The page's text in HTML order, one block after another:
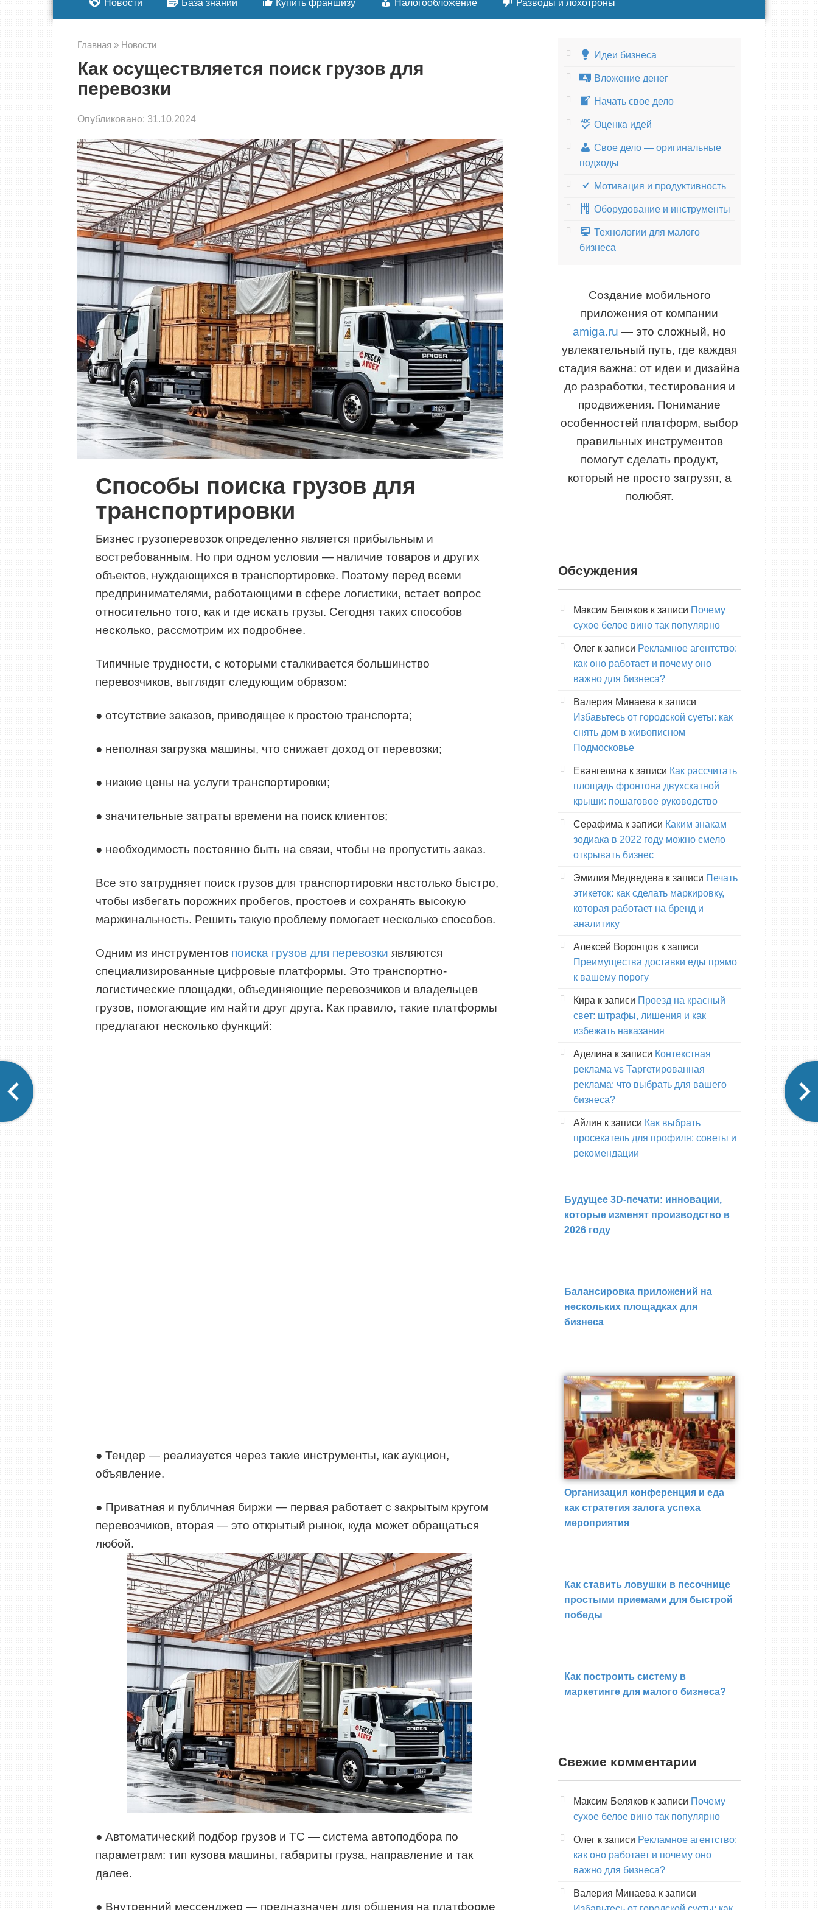
Новости База знаний Купить франшизу Налогообложение Разводы и лохотроны
Главная » Новости
Как осуществляется поиск грузов для
перевозки
Опубликовано: 31.10.2024
Способы поиска грузов для
транспортировки
Бизнес грузоперевозок определенно является прибыльным и
востребованным. Но при одном условии — наличие товаров и других
объектов, нуждающихся в транспортировке. Поэтому перед всеми
предпринимателями, работающими в сфере логистики, встает вопрос
относительно того, как и где искать грузы. Сегодня таких способов
несколько, рассмотрим их подробнее.
Типичные трудности, с которыми сталкивается большинство
перевозчиков, выглядят следующим образом:
● отсутствие заказов, приводящее к простою транспорта;
● неполная загрузка машины, что снижает доход от перевозки;
● низкие цены на услуги транспортировки;
● значительные затраты времени на поиск клиентов;
● необходимость постоянно быть на связи, чтобы не пропустить заказ.
Все это затрудняет поиск грузов для транспортировки настолько быстро,
чтобы избегать порожних пробегов, простоев и сохранять высокую
маржинальность. Решить такую проблему помогает несколько способов.
Одним из инструментов поиска грузов для перевозки являются
специализированные цифровые платформы. Это транспортно-
логистические площадки, объединяющие перевозчиков и владельцев
грузов, помогающие им найти друг друга. Как правило, такие платформы
предлагают несколько функций:
● Тендер — реализуется через такие инструменты, как аукцион,
объявление.
● Приватная и публичная биржи — первая работает с закрытым кругом
перевозчиков, вторая — это открытый рынок, куда может обращаться
любой.
● Автоматический подбор грузов и ТС — система автоподбора по
параметрам: тип кузова машины, габариты груза, направление и так
далее.
● Внутренний мессенджер — предназначен для общения на платформе
Идеи бизнеса
Вложение денег
Начать свое дело
Оценка идей
Свое дело — оригинальные
подходы
Мотивация и продуктивность
Оборудование и инструменты
Технологии для малого
бизнеса
Создание мобильного
приложения от компании
amiga.ru — это сложный, но
увлекательный путь, где каждая
стадия важна: от идеи и дизайна
до разработки, тестирования и
продвижения. Понимание
особенностей платформ, выбор
правильных инструментов
помогут сделать продукт,
который не просто загрузят, а
полюбят.
Обсуждения
Максим Беляков к записи Почему
сухое белое вино так популярно
Олег к записи Рекламное агентство:
как оно работает и почему оно
важно для бизнеса?
Валерия Минаева к записи
Избавьтесь от городской суеты: как
снять дом в живописном
Подмосковье
Евангелина к записи Как рассчитать
площадь фронтона двухскатной
крыши: пошаговое руководство
Серафима к записи Каким знакам
зодиака в 2022 году можно смело
открывать бизнес
Эмилия Медведева к записи Печать
этикеток: как сделать маркировку,
которая работает на бренд и
аналитику
Алексей Воронцов к записи
Преимущества доставки еды прямо
к вашему порогу
Кира к записи Проезд на красный
свет: штрафы, лишения и как
избежать наказания
Аделина к записи Контекстная
реклама vs Таргетированная
реклама: что выбрать для вашего
бизнеса?
Айлин к записи Как выбрать
просекатель для профиля: советы и
рекомендации
Будущее 3D-печати: инновации,
которые изменят производство в
2026 году
Балансировка приложений на
нескольких площадках для
бизнеса
Организация конференция и еда
как стратегия залога успеха
мероприятия
Как ставить ловушки в песочнице
простыми приемами для быстрой
победы
Как построить систему в
маркетинге для малого бизнеса?
Свежие комментарии
Максим Беляков к записи Почему
сухое белое вино так популярно
Олег к записи Рекламное агентство:
как оно работает и почему оно
важно для бизнеса?
Валерия Минаева к записи